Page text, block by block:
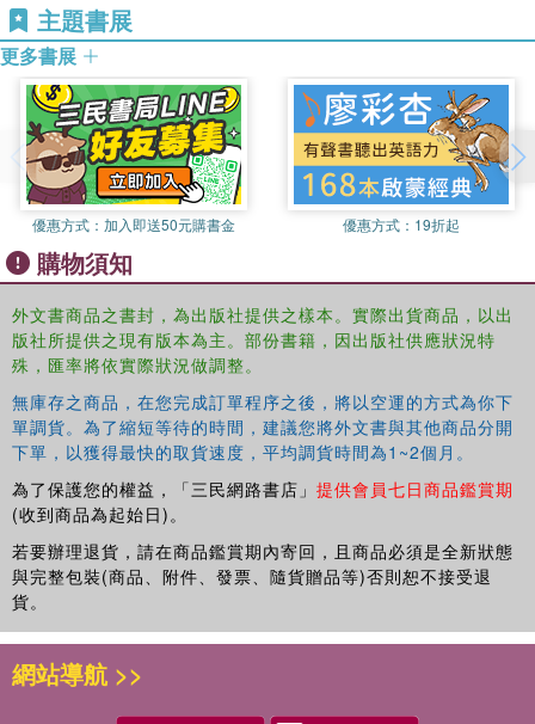
主題書展
更多書展
優惠方式： 加入即送50元購書金 優惠方式： 19折起
購物須知
外文書商品之書封，為出版社提供之樣本。實際出貨商品，以出
版社所提供之現有版本為主。部份書籍，因出版社供應狀況特
殊，匯率將依實際狀況做調整。
無庫存之商品，在您完成訂單程序之後，將以空運的方式為你下
單調貨。為了縮短等待的時間，建議您將外文書與其他商品分開
下單，以獲得最快的取貨速度，平均調貨時間為1~2個月。
為了保護您的權益，「三民網路書店」 提供會員七日商品鑑賞期
(收到商品為起始日)。
若要辦理退貨，請在商品鑑賞期內寄回，且商品必須是全新狀態
與完整包裝(商品、附件、發票、隨貨贈品等)否則恕不接受退
貨。
網站導航 >>